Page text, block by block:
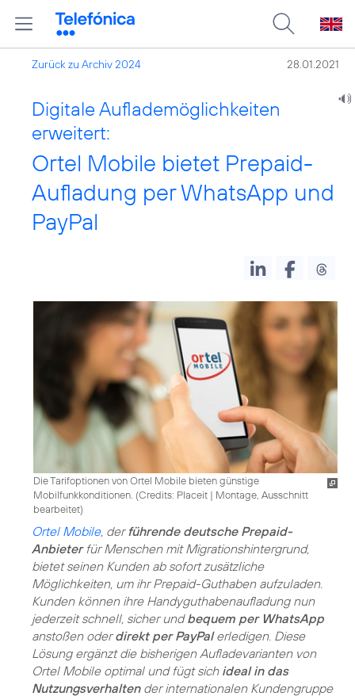
Zurück zu Archiv 2024 28.01.2021
Digitale Auflademöglichkeiten
erweitert:
Ortel Mobile bietet Prepaid-
Aufladung per WhatsApp und
PayPal
Die Tarifoptionen von Ortel Mobile bieten günstige
Mobilfunkkonditionen. (Credits: Placeit | Montage, Ausschnitt
bearbeitet)
Ortel Mobile, der führende deutsche Prepaid-
Anbieterfür Menschen mit Migrationshintergrund,
bietet seinen Kunden ab sofort zusätzliche
Möglichkeiten, um ihr Prepaid-Guthaben aufzuladen.
Kunden können ihre Handyguthabenaufladung nun
jederzeit schnell, sicher undbequem per WhatsApp
anstoßen oderdirekt per PayPalerledigen. Diese
Lösung ergänzt die bisherigen Aufladevarianten von
Ortel Mobile optimal und fügt sich ideal in das
Nutzungsverhaltender internationalen Kundengruppe